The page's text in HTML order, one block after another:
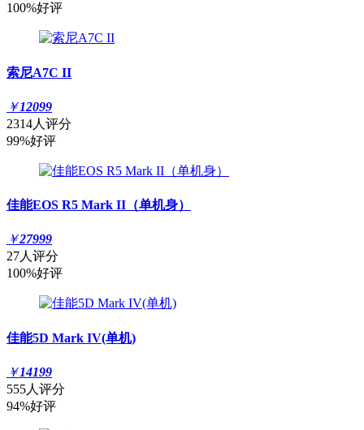
100%好评
索尼A7C II
￥12099
2314人评分
99%好评
佳能EOS R5 Mark II（单机身）
￥27999
27人评分
100%好评
佳能5D Mark IV(单机)
￥14199
555人评分
94%好评